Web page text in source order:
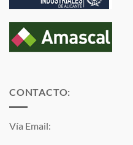
CONTACTO:
Vía Email: